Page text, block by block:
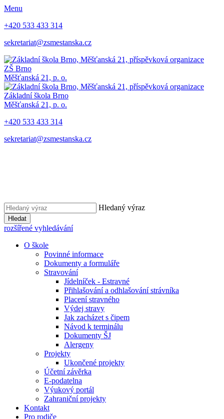
Menu
+420 533 433 314
sekretariat@zsmestanska.cz
ZŠ Brno
Měšťanská 21, p. o.
Základní škola Brno
Měšťanská 21, p. o.
+420 533 433 314
sekretariat@zsmestanska.cz
Hledaný výraz
Hledat
rozšířené vyhledávání
O škole
Povinné informace
Dokumenty a formuláře
Stravování
Jídelníček - Estravné
Přihlašování a odhlašování strávníka
Placení stravného
Výdej stravy
Jak zacházet s čipem
Návod k terminálu
Dokumenty ŠJ
Alergeny
Projekty
Ukončené projekty
Účetní závěrka
E-podatelna
Výukový portál
Zahraniční projekty
Kontakt
Pro rodiče